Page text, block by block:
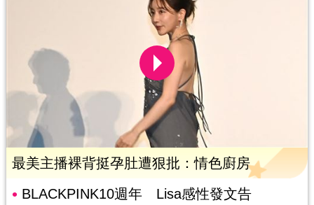
最美主播裸背挺孕肚遭狠批：情色廚房
BLACKPINK10週年 Lisa感性發文告